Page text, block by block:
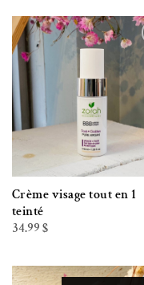
Ajouter à la liste de souhaits
Crème visage tout en 1
teinté
34.99 $